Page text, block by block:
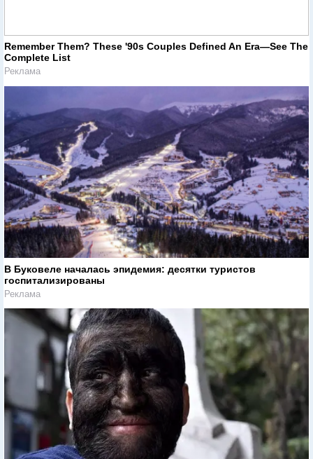
Remember Them? These '90s Couples Defined An Era—See The
Complete List
Реклама
В Буковеле началась эпидемия: десятки туристов
госпитализированы
Реклама